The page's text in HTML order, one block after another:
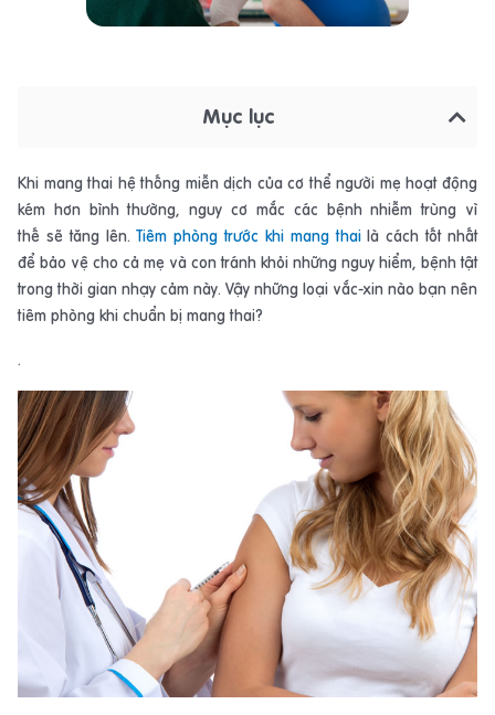
Mục lục
Khi mang thai hệ thống miễn dịch của cơ thể người mẹ hoạt động
kém hơn bình thường, nguy cơ mắc các bệnh nhiễm trùng vì
thế sẽ tăng lên.Tiêm phòng trước khi mang thailà cách tốt nhất
để bảo vệ cho cả mẹ và con tránh khỏi những nguy hiểm, bệnh tật
trong thời gian nhạy cảm này. Vậy những loại vắc-xin nào bạn nên
tiêm phòng khi chuẩn bị mang thai?
.